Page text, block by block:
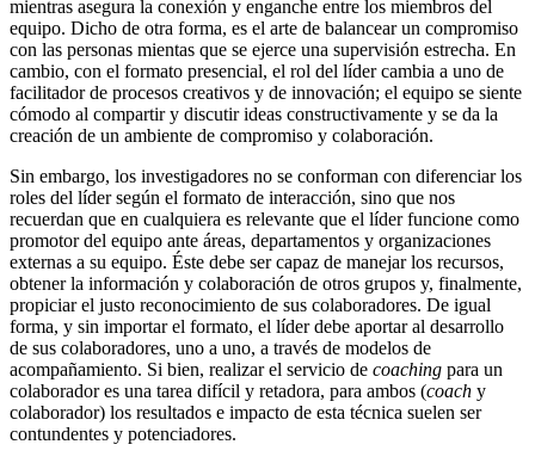
mientras asegura la conexión y enganche entre los miembros del
equipo. Dicho de otra forma, es el arte de balancear un compromiso
con las personas mientas que se ejerce una supervisión estrecha. En
cambio, con el formato presencial, el rol del líder cambia a uno de
facilitador de procesos creativos y de innovación; el equipo se siente
cómodo al compartir y discutir ideas constructivamente y se da la
creación de un ambiente de compromiso y colaboración.
Sin embargo, los investigadores no se conforman con diferenciar los
roles del líder según el formato de interacción, sino que nos
recuerdan que en cualquiera es relevante que el líder funcione como
promotor del equipo ante áreas, departamentos y organizaciones
externas a su equipo. Éste debe ser capaz de manejar los recursos,
obtener la información y colaboración de otros grupos y, finalmente,
propiciar el justo reconocimiento de sus colaboradores. De igual
forma, y sin importar el formato, el líder debe aportar al desarrollo
de sus colaboradores, uno a uno, a través de modelos de
acompañamiento. Si bien, realizar el servicio de coaching para un
colaborador es una tarea difícil y retadora, para ambos (coach y
colaborador) los resultados e impacto de esta técnica suelen ser
contundentes y potenciadores.